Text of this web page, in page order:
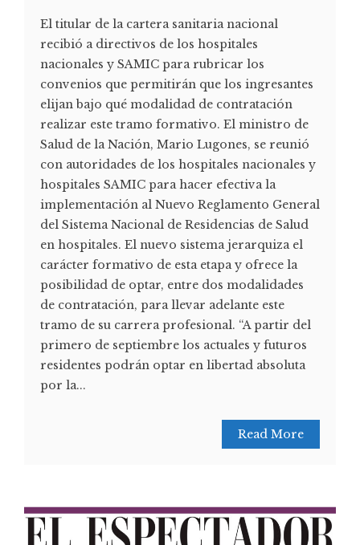
El titular de la cartera sanitaria nacional
recibió a directivos de los hospitales
nacionales y SAMIC para rubricar los
convenios que permitirán que los ingresantes
elijan bajo qué modalidad de contratación
realizar este tramo formativo. El ministro de
Salud de la Nación, Mario Lugones, se reunió
con autoridades de los hospitales nacionales y
hospitales SAMIC para hacer efectiva la
implementación al Nuevo Reglamento General
del Sistema Nacional de Residencias de Salud
en hospitales. El nuevo sistema jerarquiza el
carácter formativo de esta etapa y ofrece la
posibilidad de optar, entre dos modalidades
de contratación, para llevar adelante este
tramo de su carrera profesional. “A partir del
primero de septiembre los actuales y futuros
residentes podrán optar en libertad absoluta
por la...
Read More